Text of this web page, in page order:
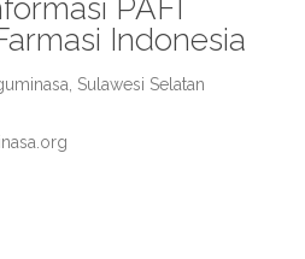
PAFI
Indonesia
Sulawesi Selatan